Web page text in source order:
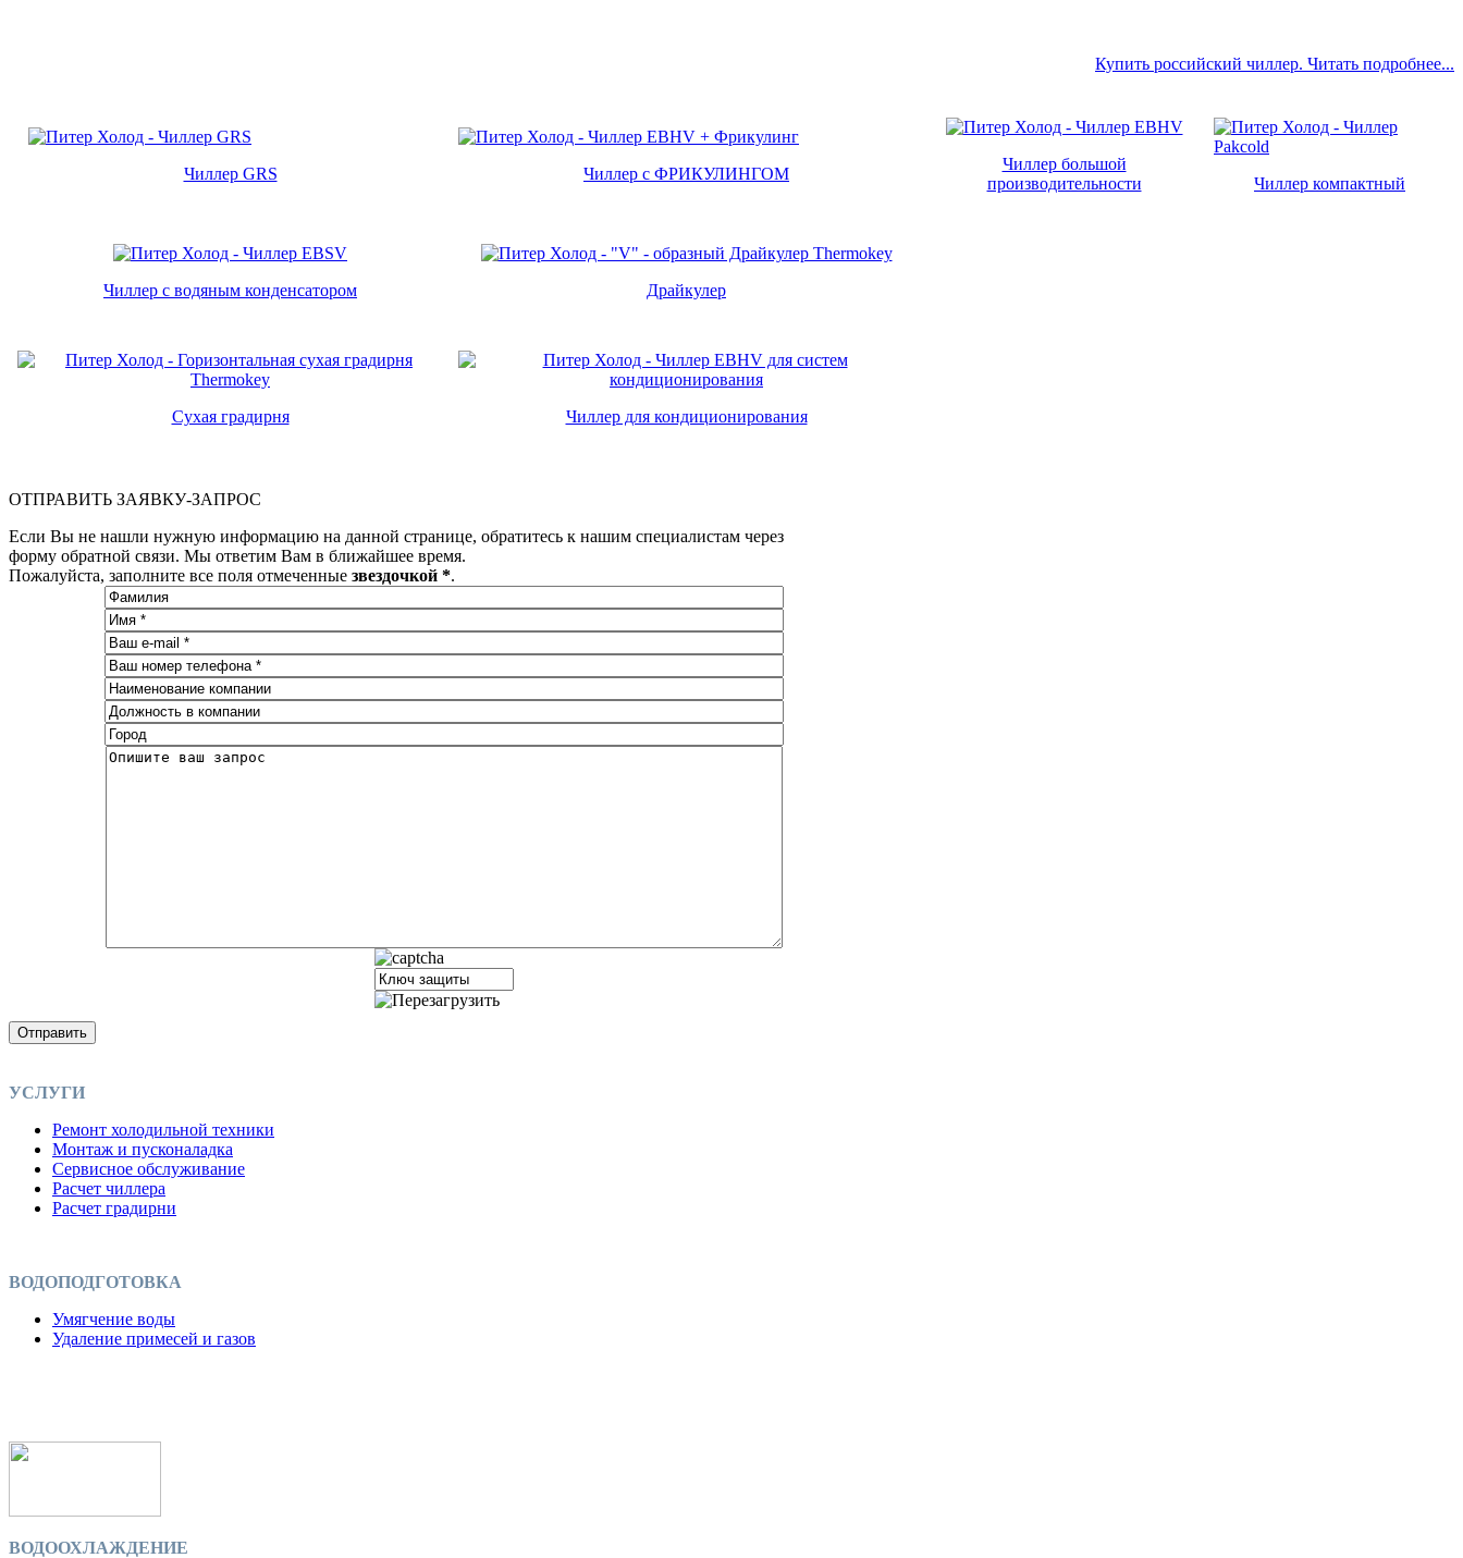
Купить российский чиллер. Читать подробнее...
Чиллер GRS Чиллер с ФРИКУЛИНГОМ
Чиллер большой
производительности
Чиллер компактный
Чиллер с водяным конденсатором Драйкулер
Сухая градирня Чиллер для кондиционирования
ОТПРАВИТЬ ЗАЯВКУ-ЗАПРОС
Если Вы не нашли нужную информацию на данной странице, обратитесь к нашим специалистам через
форму обратной связи. Мы ответим Вам в ближайшее время.
Пожалуйста, заполните все поля отмеченные звездочкой *.
Отправить
УСЛУГИ
Ремонт холодильной техники
Монтаж и пусконаладка
Сервисное обслуживание
Расчет чиллера
Расчет градирни
ВОДОПОДГОТОВКА
Умягчение воды
Удаление примесей и газов
ВОДООХЛАЖДЕНИЕ